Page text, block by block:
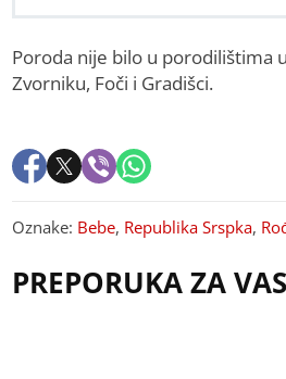
Poroda nije bilo u porodilištima
Zvorniku, Foči i Gradišci.
Oznake: Bebe, Republika Srspka,
PREPORUKA ZA VAS